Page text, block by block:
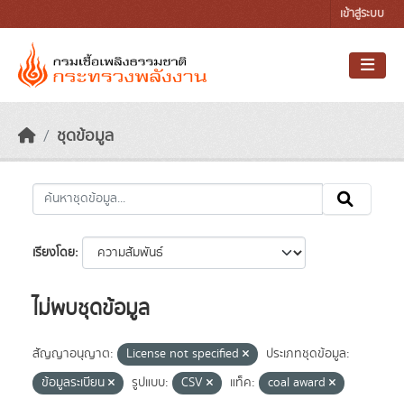
เข้าสู่ระบบ
ชุดข้อมูล
เรียงโดย
ไม่พบชุดข้อมูล
สัญญาอนุญาต: License not specified
ประเภทชุดข้อมูล:
ข้อมูลระเบียน
รูปแบบ: CSV แท็ค:
coal award